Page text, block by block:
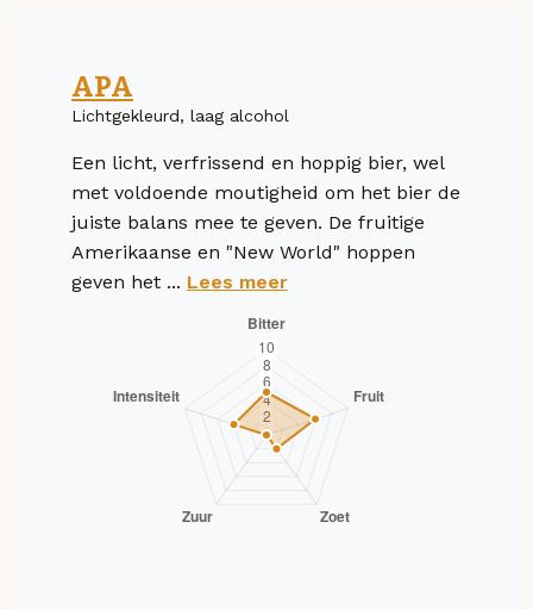
APA
Lichtgekleurd, laag alcohol
Een licht, verfrissend en hoppig bier, wel
met voldoende moutigheid om het bier de
juiste balans mee te geven. De fruitige
Amerikaanse en "New World" hoppen
geven het ... Lees meer